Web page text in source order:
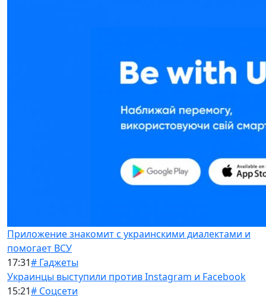
Приложение знакомит с украинскими диалектами и
помогает ВСУ
17:31# Гаджеты
Украинцы выступили против Instagram и Facebook
15:21# Соцсети